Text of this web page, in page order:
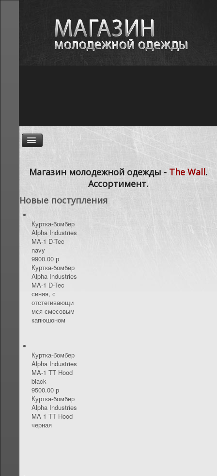
АССОРТИМЕНТ
КОНТАКТЫ
Магазин молодежной одежды - The Wall.
Ассортимент.
Новые поступления
Куртка-бомбер
Alpha Industries
MA-1 D-Tec
navy
9900.00 р
Куртка-бомбер
Alpha Industries
MA-1 D-Tec
синяя, с
отстегивающи
мся смесовым
капюшоном
Куртка-бомбер
Alpha Industries
MA-1 TT Hood
black
9500.00 р
Куртка-бомбер
Alpha Industries
MA-1 TT Hood
черная